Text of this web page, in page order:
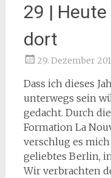
29 |
dort
29. Dezember
Dass ich dieses
unterwegs sein
gedacht. Durch
Formation La
verschlug es
geliebtes Berlin,
Wir verbrachten